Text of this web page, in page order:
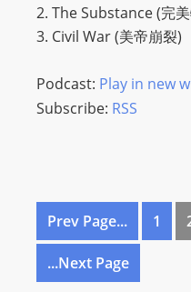
2. The Substance (完
3. Civil War (美帝崩裂)
Podcast: Play in new
Subscribe: RSS
Prev Page... 1
...Next Page